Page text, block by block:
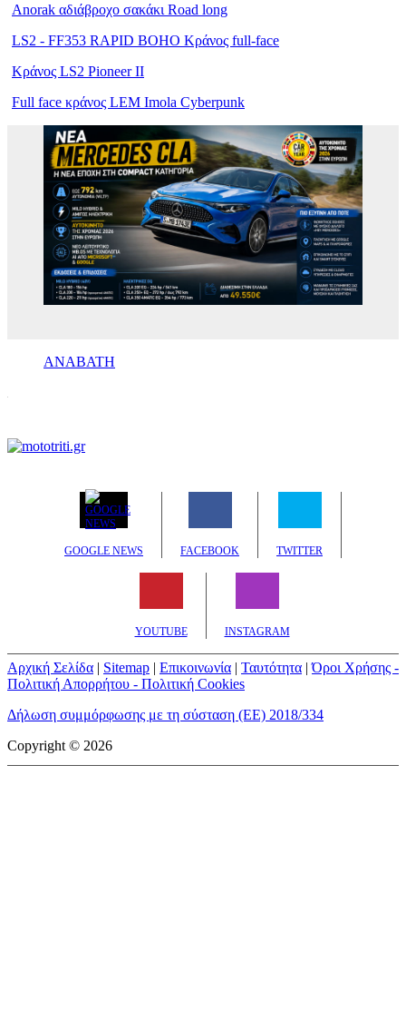
Anorak αδιάβροχο σακάκι Road long
LS2 - FF353 RAPID BOHO Κράνος full-face
Κράνος LS2 Pioneer II
Full face κράνος LEM Imola Cyberpunk
ΑΝΑΒΑΤΗ
GOOGLE NEWS FACEBOOK TWITTER
YOUTUBE INSTAGRAM
Αρχική Σελίδα | Sitemap | Επικοινωνία | Ταυτότητα |Όροι Χρήσης -
Πολιτική Απορρήτου - Πολιτική Cookies
Δήλωση συμμόρφωσης με τη σύσταση (ΕΕ) 2018/334
Copyright © 2026